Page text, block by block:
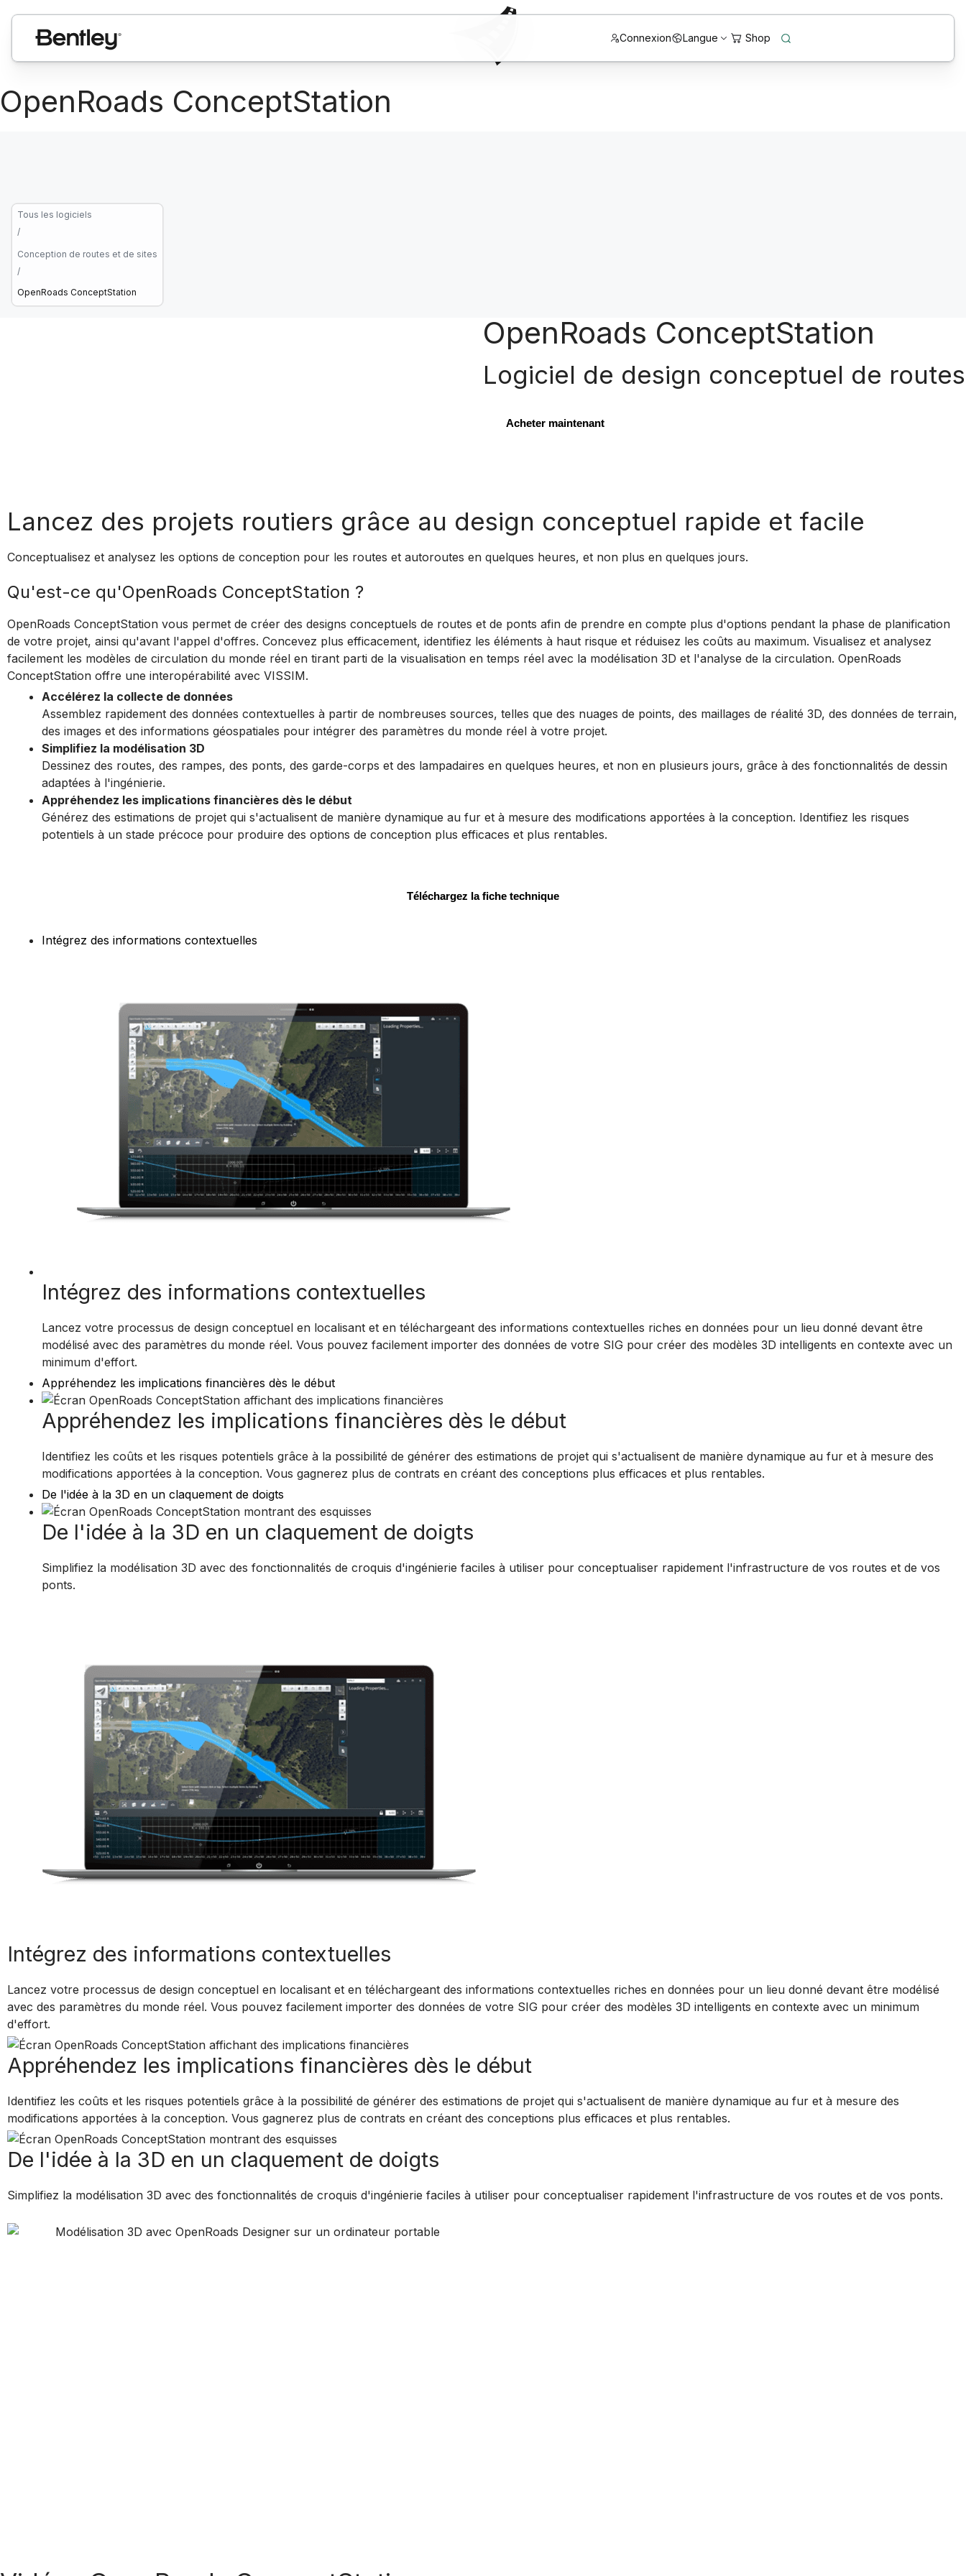
Connexion Langue
OpenRoads ConceptStation
Tous les logiciels
/
Conception de routes et de sites
/
OpenRoads ConceptStation
OpenRoads ConceptStation
Logiciel de design conceptuel de routes
Acheter maintenant
Lancez des projets routiers grâce au design conceptuel rapide et facile
Conceptualisez et analysez les options de conception pour les routes et autoroutes en quelques heures, et non plus en quelques jours.
Qu'est-ce qu'OpenRoads ConceptStation ?
OpenRoads ConceptStation vous permet de créer des designs conceptuels de routes et de ponts afin de prendre en compte plus d'options pendant la phase de planification
de votre projet, ainsi qu'avant l'appel d'offres. Concevez plus efficacement, identifiez les éléments à haut risque et réduisez les coûts au maximum. Visualisez et analysez
facilement les modèles de circulation du monde réel en tirant parti de la visualisation en temps réel avec la modélisation 3D et l'analyse de la circulation. OpenRoads
ConceptStation offre une interopérabilité avec VISSIM.
Accélérez la collecte de données
Assemblez rapidement des données contextuelles à partir de nombreuses sources, telles que des nuages de points, des maillages de réalité 3D, des données de terrain,
des images et des informations géospatiales pour intégrer des paramètres du monde réel à votre projet.
Simplifiez la modélisation 3D
Dessinez des routes, des rampes, des ponts, des garde-corps et des lampadaires en quelques heures, et non en plusieurs jours, grâce à des fonctionnalités de dessin
adaptées à l'ingénierie.
Appréhendez les implications financières dès le début
Générez des estimations de projet qui s'actualisent de manière dynamique au fur et à mesure des modifications apportées à la conception. Identifiez les risques
potentiels à un stade précoce pour produire des options de conception plus efficaces et plus rentables.
Téléchargez la fiche technique
Intégrez des informations contextuelles
Intégrez des informations contextuelles
Lancez votre processus de design conceptuel en localisant et en téléchargeant des informations contextuelles riches en données pour un lieu donné devant être
modélisé avec des paramètres du monde réel. Vous pouvez facilement importer des données de votre SIG pour créer des modèles 3D intelligents en contexte avec un
minimum d'effort.
Appréhendez les implications financières dès le début
Appréhendez les implications financières dès le début
Identifiez les coûts et les risques potentiels grâce à la possibilité de générer des estimations de projet qui s'actualisent de manière dynamique au fur et à mesure des
modifications apportées à la conception. Vous gagnerez plus de contrats en créant des conceptions plus efficaces et plus rentables.
De l'idée à la 3D en un claquement de doigts
De l'idée à la 3D en un claquement de doigts
Simplifiez la modélisation 3D avec des fonctionnalités de croquis d'ingénierie faciles à utiliser pour conceptualiser rapidement l'infrastructure de vos routes et de vos
ponts.
Intégrez des informations contextuelles
Lancez votre processus de design conceptuel en localisant et en téléchargeant des informations contextuelles riches en données pour un lieu donné devant être modélisé
avec des paramètres du monde réel. Vous pouvez facilement importer des données de votre SIG pour créer des modèles 3D intelligents en contexte avec un minimum
d'effort.
Appréhendez les implications financières dès le début
Identifiez les coûts et les risques potentiels grâce à la possibilité de générer des estimations de projet qui s'actualisent de manière dynamique au fur et à mesure des
modifications apportées à la conception. Vous gagnerez plus de contrats en créant des conceptions plus efficaces et plus rentables.
De l'idée à la 3D en un claquement de doigts
Simplifiez la modélisation 3D avec des fonctionnalités de croquis d'ingénierie faciles à utiliser pour conceptualiser rapidement l'infrastructure de vos routes et de vos ponts.